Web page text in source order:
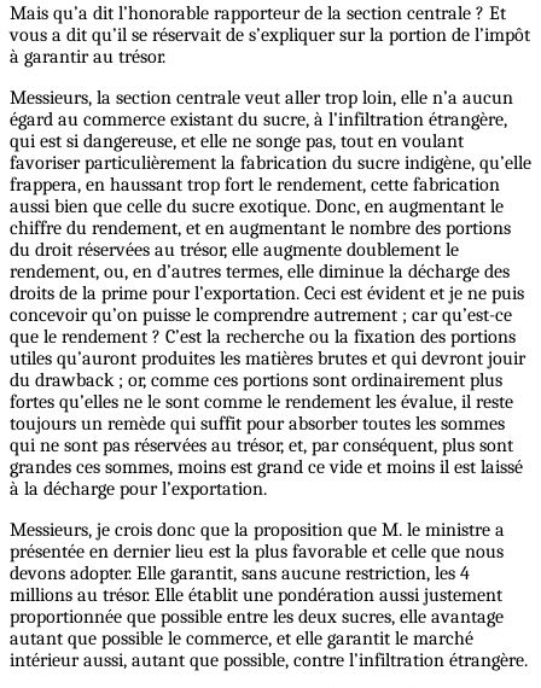
Mais qu’a dit l’honorable rapporteur de la section centrale ? Et
vous a dit qu’il se réservait de s’expliquer sur la portion de l’impôt
à garantir au trésor.
Messieurs, la section centrale veut aller trop loin, elle n’a aucun
égard au commerce existant du sucre, à l’infiltration étrangère,
qui est si dangereuse, et elle ne songe pas, tout en voulant
favoriser particulièrement la fabrication du sucre indigène, qu’elle
frappera, en haussant trop fort le rendement, cette fabrication
aussi bien que celle du sucre exotique. Donc, en augmentant le
chiffre du rendement, et en augmentant le nombre des portions
du droit réservées au trésor, elle augmente doublement le
rendement, ou, en d’autres termes, elle diminue la décharge des
droits de la prime pour l’exportation. Ceci est évident et je ne puis
concevoir qu’on puisse le comprendre autrement ; car qu’est-ce
que le rendement ? C’est la recherche ou la fixation des portions
utiles qu’auront produites les matières brutes et qui devront jouir
du drawback ; or, comme ces portions sont ordinairement plus
fortes qu’elles ne le sont comme le rendement les évalue, il reste
toujours un remède qui suffit pour absorber toutes les sommes
qui ne sont pas réservées au trésor, et, par conséquent, plus sont
grandes ces sommes, moins est grand ce vide et moins il est laissé
à la décharge pour l’exportation.
Messieurs, je crois donc que la proposition que M. le ministre a
présentée en dernier lieu est la plus favorable et celle que nous
devons adopter. Elle garantit, sans aucune restriction, les 4
millions au trésor. Elle établit une pondération aussi justement
proportionnée que possible entre les deux sucres, elle avantage
autant que possible le commerce, et elle garantit le marché
intérieur aussi, autant que possible, contre l’infiltration étrangère.